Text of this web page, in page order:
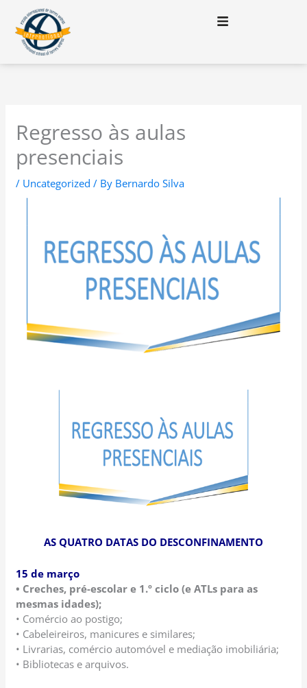
content
Regresso às aulas
presenciais
/ Uncategorized / By Bernardo Silva
AS QUATRO DATAS DO DESCONFINAMENTO
15 de março
• Creches, pré-escolar e 1.º ciclo (e ATLs para as
mesmas idades);
• Comércio ao postigo;
• Cabeleireiros, manicures e similares;
• Livrarias, comércio automóvel e mediação imobiliária;
• Bibliotecas e arquivos.